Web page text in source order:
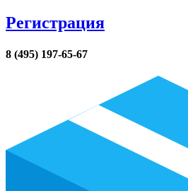
Регистрация
8 (495) 197-65-67